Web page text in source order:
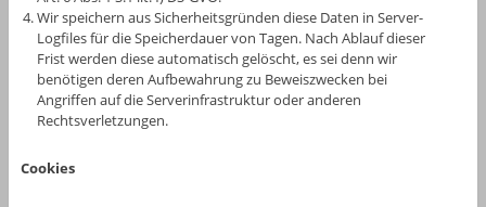
Wir speichern aus Sicherheitsgründen diese Daten in Server-
Logfiles für die Speicherdauer von Tagen. Nach Ablauf dieser
Frist werden diese automatisch gelöscht, es sei denn wir
benötigen deren Aufbewahrung zu Beweiszwecken bei
Angriffen auf die Serverinfrastruktur oder anderen
Rechtsverletzungen.
Cookies